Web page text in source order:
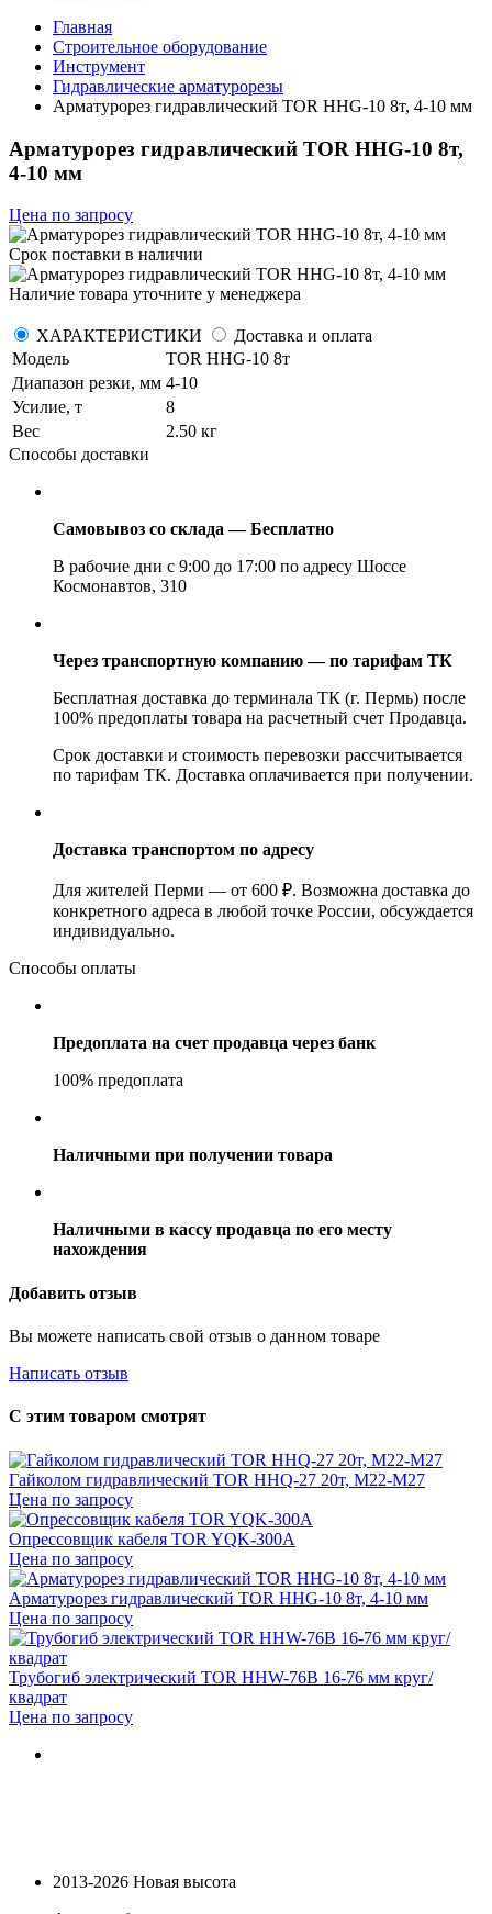
Главная
Строительное оборудование
Инструмент
Гидравлические арматурорезы
Арматурорез гидравлический TOR HHG-10 8т, 4-10 мм
Арматурорез гидравлический TOR HHG-10 8т,
4-10 мм
Цена по запросу
Срок поставки в наличии
Наличие товара уточните у менеджера
ХАРАКТЕРИСТИКИ
Доставка и оплата
Модель
TOR HHG-10 8т
Диапазон резки, мм 4-10
Усилие, т
8
Вес
2.50 кг
Способы доставки
Самовывоз со склада — Бесплатно
В рабочие дни с 9:00 до 17:00 по адресу Шоссе
Космонавтов, 310
Через транспортную компанию — по тарифам ТК
Бесплатная доставка до терминала ТК (г. Пермь) после
100% предоплаты товара на расчетный счет Продавца.
Срок доставки и стоимость перевозки рассчитывается
по тарифам ТК. Доставка оплачивается при получении.
Доставка транспортом по адресу
Для жителей Перми — от 600 ₽. Возможна доставка до
конкретного адреса в любой точке России, обсуждается
индивидуально.
Способы оплаты
Предоплата на счет продавца через банк
100% предоплата
Наличными при получении товара
Наличными в кассу продавца по его месту
нахождения
Добавить отзыв
Вы можете написать свой отзыв о данном товаре
Написать отзыв
С этим товаром смотрят
Гайколом гидравлический TOR HHQ-27 20т, М22-М27
Цена по запросу
Опрессовщик кабеля TOR YQK-300A
Цена по запросу
Арматурорез гидравлический TOR HHG-10 8т, 4-10 мм
Цена по запросу
Трубогиб электрический TOR HHW-76B 16-76 мм круг/
квадрат
Цена по запросу
2013-2026 Новая высота